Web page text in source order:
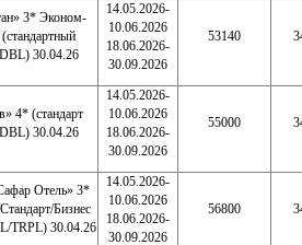
3* Эконом-
30.04.26
14.05.2026-
10.06.2026
18.06.2026-
30.09.2026
53140
4* (стандарт
30.04.26
14.05.2026-
10.06.2026
18.06.2026-
30.09.2026
55000
Отель» 3*
Бизнес
TRPL) 30.04.26
14.05.2026-
10.06.2026
18.06.2026-
30.09.2026
56800